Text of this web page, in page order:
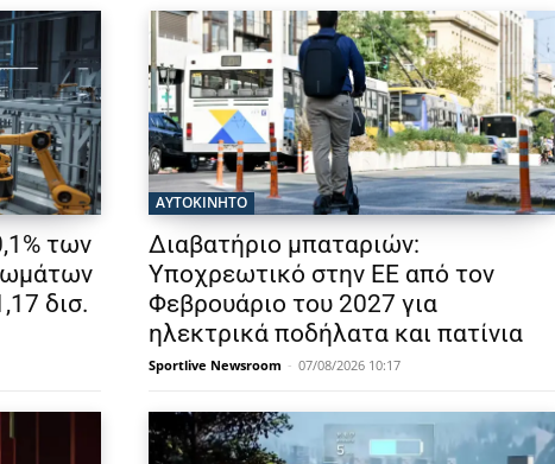
των
δισ.
ΑΥΤΟΚΙΝΗΤΟ
Διαβατήριο μπαταριών:
Υποχρεωτικό στην ΕΕ από τον
Φεβρουάριο του 2027 για
ηλεκτρικά ποδήλατα και πατίνια
Sportlive Newsroom - 07/08/2026 10:17